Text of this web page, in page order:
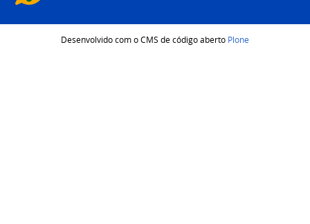
Desenvolvido com o CMS de código aberto Plone